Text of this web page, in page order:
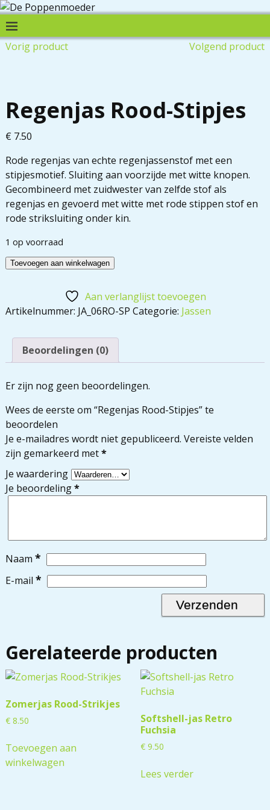
Vorig product Volgend product
Regenjas Rood-Stipjes
€ 7.50
Rode regenjas van echte regenjassenstof met een
stipjesmotief. Sluiting aan voorzijde met witte knopen.
Gecombineerd met zuidwester van zelfde stof als
regenjas en gevoerd met witte met rode stippen stof en
rode striksluiting onder kin.
1 op voorraad
Toevoegen aan winkelwagen
Aan verlanglijst toevoegen
Artikelnummer: JA_06RO-SP Categorie: Jassen
Beoordelingen (0)
Er zijn nog geen beoordelingen.
Wees de eerste om “Regenjas Rood-Stipjes” te
beoordelen
Je e-mailadres wordt niet gepubliceerd. Vereiste velden
zijn gemarkeerd met*
Je waardering
Je beoordeling*
Naam *
E-mail *
Gerelateerde producten
Zomerjas Rood-Strikjes
€8.50
Toevoegen aan
winkelwagen
Softshell-jas Retro
Fuchsia
€9.50
Lees verder